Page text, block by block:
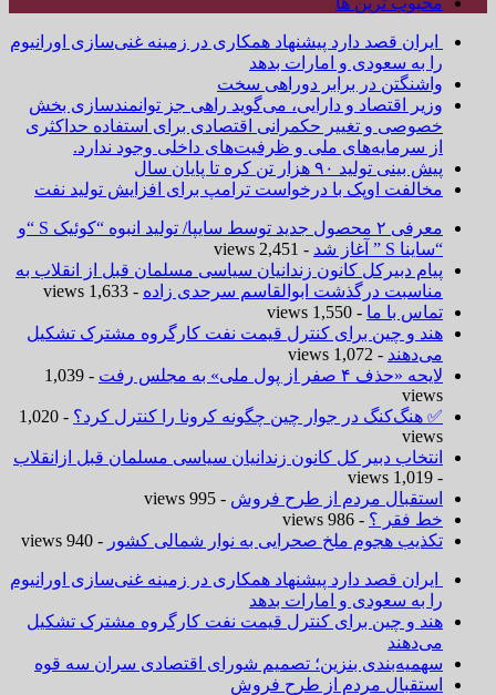
ایران قصد دارد پیشنهاد همکاری در زمینه غنی‌سازی اورانیوم
را به سعودی و امارات بدهد
واشنگتن در برابر دوراهی سخت
وزیر اقتصاد و دارایی، می‌گوید راهی جز توانمندسازی بخش
خصوصی و تغییر حکمرانی اقتصادی برای استفاده حداکثری
از سرمایه‌های ملی و ظرفیت‌های داخلی وجود ندارد.
پیش بینی تولید ۹۰ هزار تن کره تا پایان سال
مخالفت اوپک با درخواست ترامپ برای افزایش تولید نفت
معرفی ۲ محصول جدید توسط سایپا/ تولید انبوه “کوئیک S “و
“ساینا S ” آغاز شد
- 2,451 views
پیام دبیرکل کانون زندانیان سیاسی مسلمان قبل از انقلاب به
مناسبت درگذشت ابوالقاسم سرحدی زاده - 1,633 views
تماس با ما - 1,550 views
هند و چین برای کنترل قیمت نفت کارگروه مشترک تشکیل
می‌دهند - 1,072 views
لایحه «حذف ۴ صفر از پول ملی» به مجلس رفت
- 1,039
views
✅ هنگ‌کنگ در جوار چین چگونه کرونا را کنترل کرد؟
- 1,020
views
انتخاب دبیر کل کانون زندانیان سیاسی مسلمان قبل ازانقلاب
- 1,019 views
استقبال مردم از طرح فروش - 995 views
خط فقر ؟ - 986 views
تکذیب هجوم ملخ صحرایی به نوار شمالی کشور - 940 views
ایران قصد دارد پیشنهاد همکاری در زمینه غنی‌سازی اورانیوم
را به سعودی و امارات بدهد
هند و چین برای کنترل قیمت نفت کارگروه مشترک تشکیل
می‌دهند
سهمیه‌بندی بنزین؛ تصمیم شورای اقتصادی سران سه قوه
استقبال مردم از طرح فروش